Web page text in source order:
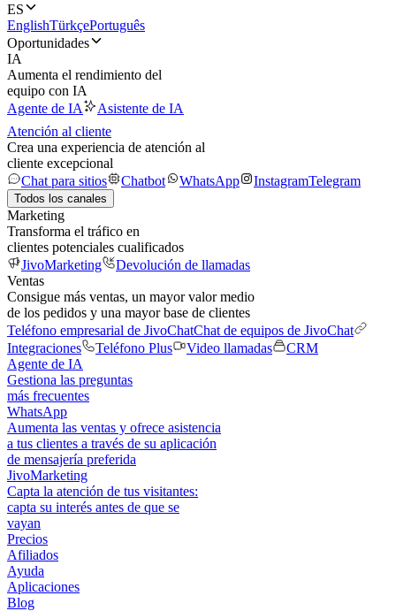
ES
EnglishTürkçePortuguês
Oportunidades
IA
Aumenta el rendimiento del
equipo con IA
Agente de IA
Asistente de IA
Atención al cliente
Crea una experiencia de atención al
cliente excepcional
Chat para sitios
Chatbot WhatsApp InstagramTelegram
Todos los canales
Marketing
Transforma el tráfico en
clientes potenciales cualificados
JivoMarketing
Devolución de llamadas
Ventas
Consigue más ventas, un mayor valor medio
de los pedidos y una mayor base de clientes
Teléfono empresarial de JivoChatChat de equipos de JivoChat
Integraciones
Teléfono Plus Video llamadas
CRM
Agente de IA
Gestiona las preguntas
más frecuentes
WhatsApp
Aumenta las ventas y ofrece asistencia
a tus clientes a través de su aplicación
de mensajería preferida
JivoMarketing
Capta la atención de tus visitantes:
capta su interés antes de que se
vayan
Precios
Afiliados
Ayuda
Aplicaciones
Blog